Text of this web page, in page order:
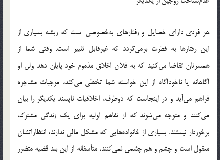
هر فردي داراي خصايل و رفتارهاي به‌خصوصي است كه ريشه بسياري از
اين رفتارها به فطرت برمي‌گردد كه غيرقابل تغيير است. وقتي شما از
همسرتان تقاضا مي‌كنيد كه به فلان اخلاق مذموم خود پايان دهد ولي او
آگاهانه يا ناخودآگاه از اين خواسته شما تخطي مي‌كند، موجبات مشاجره
فراهم مي‌آيد و در اينجاست كه دوطرف‌، اخلاقيات ناپسند يكديگر را بيان
مي‌كنند و متوجه مي‌شوند كه از تفاهم اوليه براي يك زندگي مشترك
برخوردار نيستند. بسياري از خانواده‌هايي كه مشكل مالي ندارند‌، انتظاراتشان
معقول است و چشم و هم چشمي نمي‌كنند‌، متأسفانه از اين بعد قضيه متضرر